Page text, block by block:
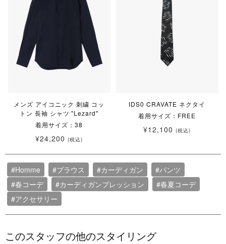
メンズ アイコニック 刺繍 コッ
トン 長袖 シャツ "Lezard"
着用サイズ：38
¥24,200 (税込)
IDS0 CRAVATE ネクタイ
着用サイズ：FREE
¥12,100 (税込)
#Homme #ブラウス #カーディガン
#パンツ
#春コーデ
#カーディガンプレッション
#春夏コーデ
#アクセサリー
このスタッフの他のスタイリング